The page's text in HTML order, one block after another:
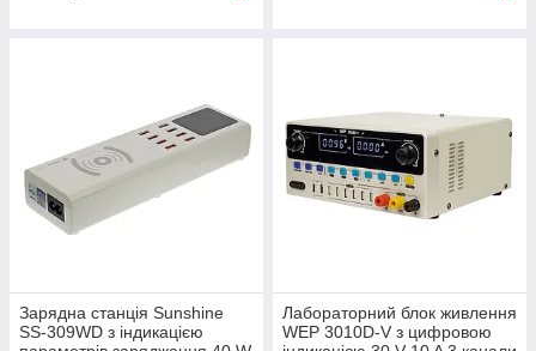
Зарядна станція Sunshine
SS-309WD з індикацією
Лабораторний блок живлення
WEP 3010D-V з цифровою